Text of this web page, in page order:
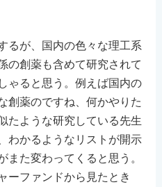
るが、国内の色々な理工系
の創薬も含めて研究されて
ゃると思う。例えば国内の
創薬のですね、何かやりた
たような研究している先生
わかるようなリストが開示
また変わってくると思う。
ーファンドから見たとき